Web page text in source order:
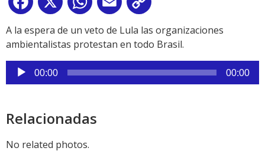
Facebook
X WhatsApp
Email
Link
A la espera de un veto de Lula las organizaciones
ambientalistas protestan en todo Brasil.
Reproductor
de
00:00 00:00
Relacionadas
No related photos.